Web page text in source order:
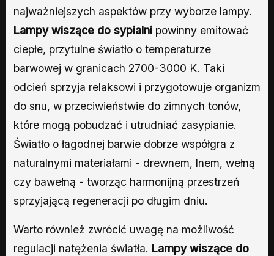
najważniejszych aspektów przy wyborze lampy.
Lampy wiszące do sypialni powinny emitować
ciepłe, przytulne światło o temperaturze
barwowej w granicach 2700-3000 K. Taki
odcień sprzyja relaksowi i przygotowuje organizm
do snu, w przeciwieństwie do zimnych tonów,
które mogą pobudzać i utrudniać zasypianie.
Światło o łagodnej barwie dobrze współgra z
naturalnymi materiałami - drewnem, lnem, wełną
czy bawełną - tworząc harmonijną przestrzeń
sprzyjającą regeneracji po długim dniu.
Warto również zwrócić uwagę na możliwość
regulacji natężenia światła. Lampy wiszące do